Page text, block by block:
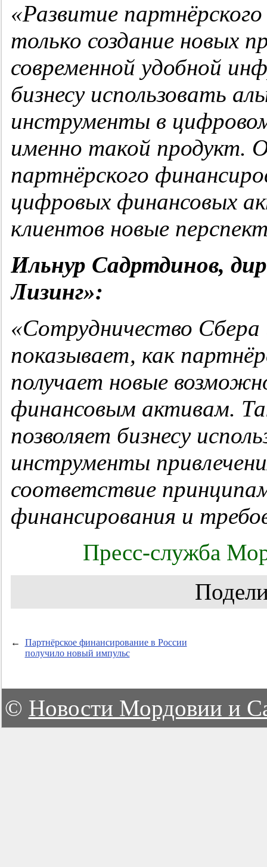
«Развитие
только создание новых
современной удобной
бизнесу использовать
инструменты в
именно такой продукт.
партнёрского
цифровых финансовых
клиентов новые
Ильнур Садртдинов,
Лизинг»:
«Сотрудничество
показывает, как
получает новые
финансовым активам.
позволяет бизнесу
инструменты
соответствие
финансирования и
Пресс-служба
←
Партнёрское финансирование в России
получило новый импульс
© Новости Мордовии и